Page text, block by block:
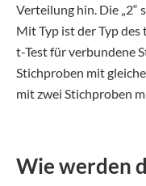
Verteilung hin. Die „2“
Mit Typ ist der Typ des
t-Test für verbundene
Stichproben mit
mit zwei Stichproben
Wie werden